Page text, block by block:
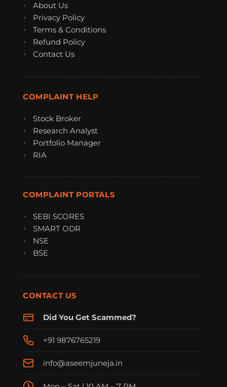
About Us
Privacy Policy
Terms & Conditions
Refund Policy
Contact Us
COMPLAINT HELP
Stock Broker
Research Analyst
Portfolio Manager
RIA
COMPLAINT PORTALS
SEBI SCORES
SMART ODR
NSE
BSE
CONTACT US
Did You Get Scammed?
+91 9876765219
info@aseemjuneja.in